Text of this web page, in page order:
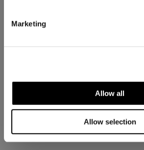
Marketing
Allow all
Allow selection